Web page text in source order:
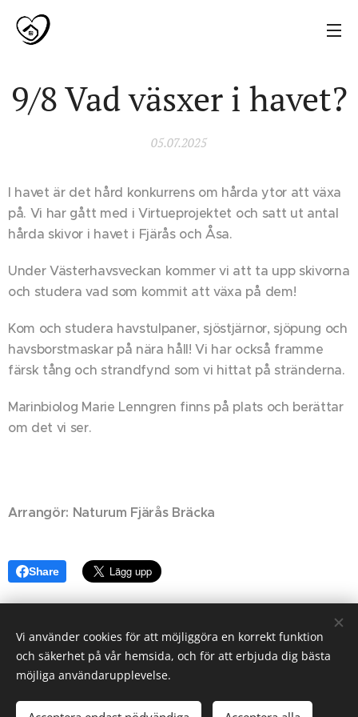
9/8 Vad väsxer i havet?
05.07.2025
I havet är det hård konkurrens om hårda ytor att växa
på. Vi har gått med i Virtueprojektet och satt ut antal
hårda skivor i havet i Fjärås och Åsa.
Under Västerhavsveckan kommer vi att ta upp skivorna
och studera vad som kommit att växa på dem!
Kom och studera havstulpaner, sjöstjärnor, sjöpung och
havsborstmaskar på nära håll! Vi har också framme
färsk tång och strandfynd som vi hittat på stränderna.
Marinbiolog Marie Lenngren finns på plats och berättar
om det vi ser.
Arrangör: Naturum Fjärås Bräcka
Share
© 2024 Alla rättigheter reserverade
Cookies
Vi använder cookies för att möjliggöra en korrekt funktion
och säkerhet på vår hemsida, och för att erbjuda dig bästa
möjliga användarupplevelse.